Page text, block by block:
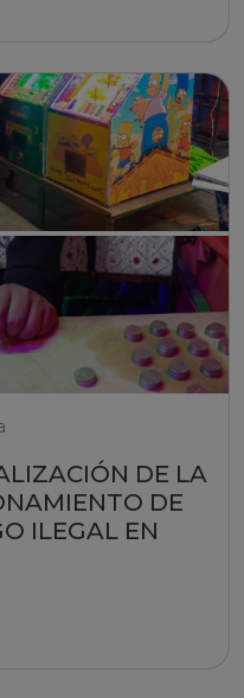
DE LA
DE
ILEGAL EN